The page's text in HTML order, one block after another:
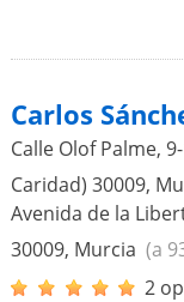
Carlos
Calle Olof Palme,
Caridad) 30009,
Avenida de la
30009, Murcia (a
2